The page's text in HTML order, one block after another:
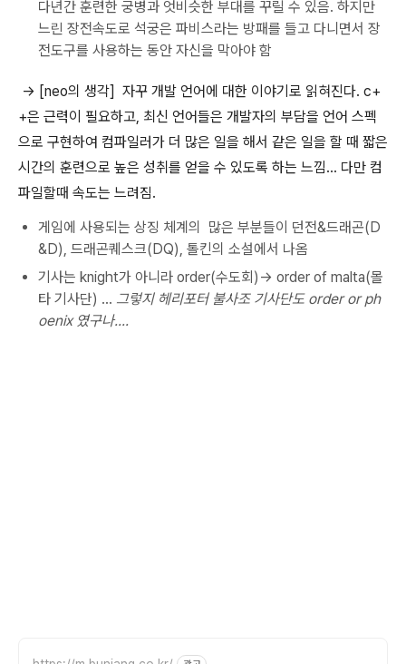
다년간 훈련한 궁병과 엇비슷한 부대를 꾸릴 수 있음. 하지만
느린 장전속도로 석궁은 파비스라는 방패를 들고 다니면서 장
전도구를 사용하는 동안 자신을 막아야 함
-> [neo의 생각] 자꾸 개발 언어에 대한 이야기로 읽혀진다. c+
+은 근력이 필요하고, 최신 언어들은 개발자의 부담을 언어 스펙
으로 구현하여 컴파일러가 더 많은 일을 해서 같은 일을 할 때 짧은
시간의 훈련으로 높은 성취를 얻을 수 있도록 하는 느낌... 다만 컴
파일할때 속도는 느려짐.
게임에 사용되는 상징 체계의 많은 부분들이 던전&드래곤(D
&D), 드래곤퀘스크(DQ), 톨킨의 소설에서 나옴
기사는 knight가 아니라 order(수도회)-> order of malta(몰
타 기사단) ... 그렇지 헤리포터 불사조 기사단도 order or ph
oenix 였구나....